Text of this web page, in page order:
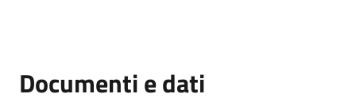
Documenti e dati